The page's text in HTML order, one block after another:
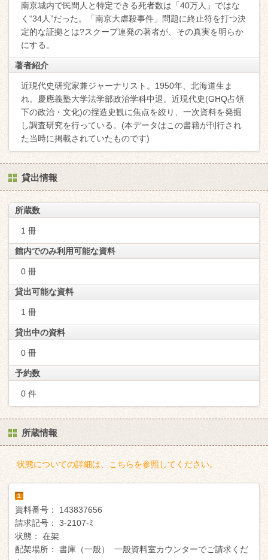
南京城内で民間人と特定できる死者数は「40万人」ではな
く“34人”だった。「南京大虐殺事件」問題に終止符を打つ決
定的な証拠とは?スクープ連発の著者が、その真実を明らか
にする。
著者紹介
近現代史研究家兼ジャーナリスト。1950年、北海道生ま
れ。慶應義塾大学法学部政治学科中退。近現代史(GHQ占領
下の政治・文化)の捏造史観に焦点を絞り、一次資料を発掘
し調査研究を行っている。(本データはこの書籍が刊行され
た当時に掲載されていたものです)
貸出情報
所蔵数
1 冊
館内でのみ利用可能な資料
0 冊
貸出可能な資料
1 冊
貸出中の資料
0 冊
予約数
0 件
所蔵情報
状態についての詳細は、こちらを参照してください。
1
資料番号：
143837656
請求記号：
3-2107-ﾐ
状態：
在架
配架場所：
書庫（一般） 一般資料室カウンターでご請求くだ